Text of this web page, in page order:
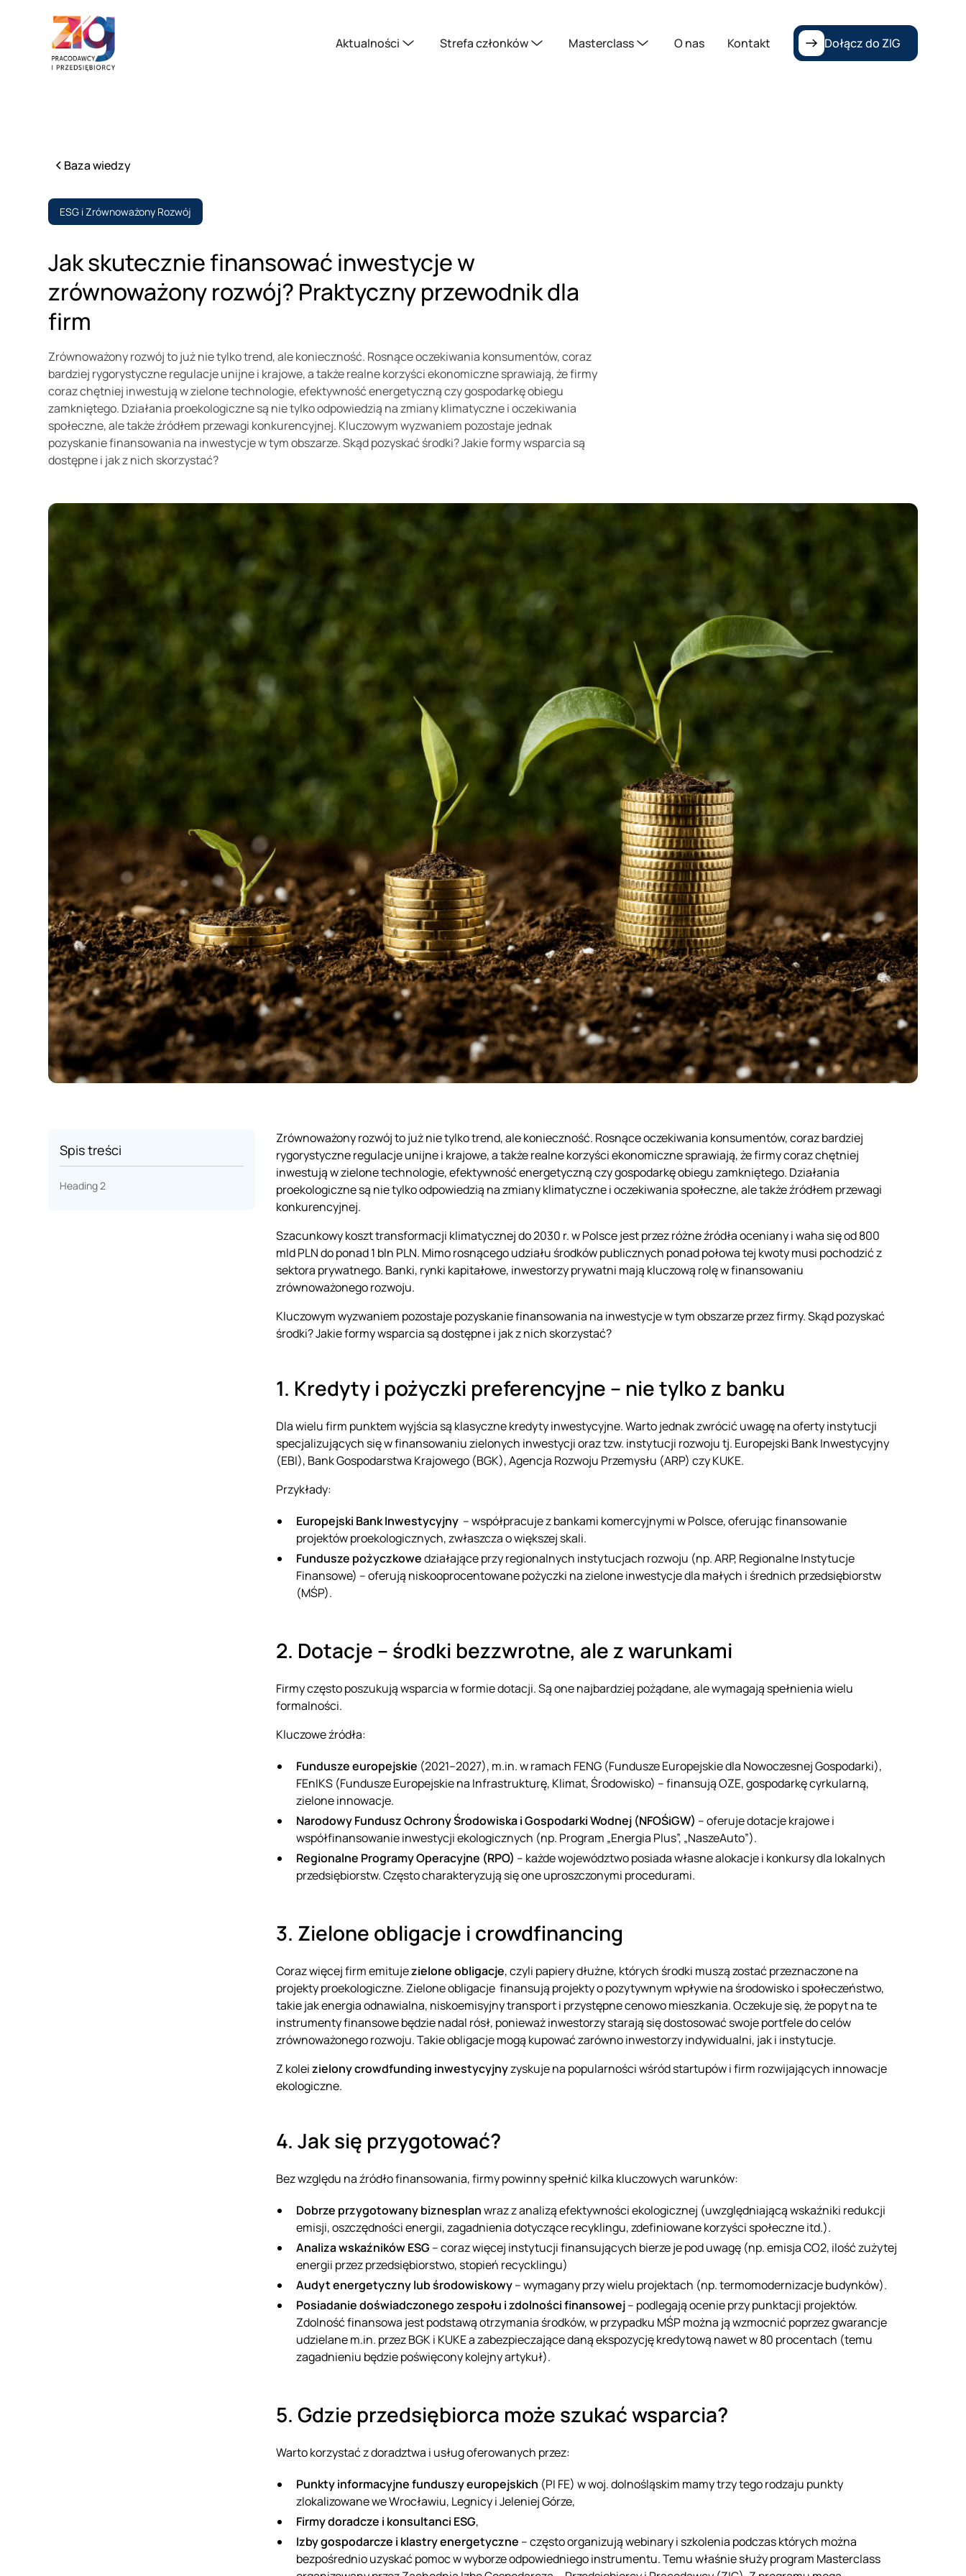
Aktualności Strefa członków Masterclass O nas Kontakt Dołącz do ZIG
Baza wiedzy
ESG i Zrównoważony Rozwój
Jak skutecznie finansować inwestycje w
zrównoważony rozwój? Praktyczny przewodnik dla
firm
Zrównoważony rozwój to już nie tylko trend, ale konieczność. Rosnące oczekiwania konsumentów, coraz
bardziej rygorystyczne regulacje unijne i krajowe, a także realne korzyści ekonomiczne sprawiają, że firmy
coraz chętniej inwestują w zielone technologie, efektywność energetyczną czy gospodarkę obiegu
zamkniętego. Działania proekologiczne są nie tylko odpowiedzią na zmiany klimatyczne i oczekiwania
społeczne, ale także źródłem przewagi konkurencyjnej. Kluczowym wyzwaniem pozostaje jednak
pozyskanie finansowania na inwestycje w tym obszarze. Skąd pozyskać środki? Jakie formy wsparcia są
dostępne i jak z nich skorzystać?
Spis treści
Heading 2
Zrównoważony rozwój to już nie tylko trend, ale konieczność. Rosnące oczekiwania konsumentów, coraz bardziej
rygorystyczne regulacje unijne i krajowe, a także realne korzyści ekonomiczne sprawiają, że firmy coraz chętniej
inwestują w zielone technologie, efektywność energetyczną czy gospodarkę obiegu zamkniętego. Działania
proekologiczne są nie tylko odpowiedzią na zmiany klimatyczne i oczekiwania społeczne, ale także źródłem przewagi
konkurencyjnej.
Szacunkowy koszt transformacji klimatycznej do 2030 r. w Polsce jest przez różne źródła oceniany i waha się od 800
mld PLN do ponad 1 bln PLN. Mimo rosnącego udziału środków publicznych ponad połowa tej kwoty musi pochodzić z
sektora prywatnego. Banki, rynki kapitałowe, inwestorzy prywatni mają kluczową rolę w finansowaniu
zrównoważonego rozwoju.
Kluczowym wyzwaniem pozostaje pozyskanie finansowania na inwestycje w tym obszarze przez firmy. Skąd pozyskać
środki? Jakie formy wsparcia są dostępne i jak z nich skorzystać?
1. Kredyty i pożyczki preferencyjne – nie tylko z banku
Dla wielu firm punktem wyjścia są klasyczne kredyty inwestycyjne. Warto jednak zwrócić uwagę na oferty instytucji
specjalizujących się w finansowaniu zielonych inwestycji oraz tzw. instytucji rozwoju tj. Europejski Bank Inwestycyjny
(EBI), Bank Gospodarstwa Krajowego (BGK), Agencja Rozwoju Przemysłu (ARP) czy KUKE.
Przykłady:
Europejski Bank Inwestycyjny – współpracuje z bankami komercyjnymi w Polsce, oferując finansowanie
projektów proekologicznych, zwłaszcza o większej skali.
Fundusze pożyczkowedziałające przy regionalnych instytucjach rozwoju (np. ARP, Regionalne Instytucje
Finansowe) – oferują niskooprocentowane pożyczki na zielone inwestycje dla małych i średnich przedsiębiorstw
(MŚP).
2. Dotacje – środki bezzwrotne, ale z warunkami
Firmy często poszukują wsparcia w formie dotacji. Są one najbardziej pożądane, ale wymagają spełnienia wielu
formalności.
Kluczowe źródła:
Fundusze europejskie (2021–2027), m.in. w ramach FENG (Fundusze Europejskie dla Nowoczesnej Gospodarki),
FEnIKS (Fundusze Europejskie na Infrastrukturę, Klimat, Środowisko) – finansują OZE, gospodarkę cyrkularną,
zielone innowacje.
Narodowy Fundusz Ochrony Środowiska i Gospodarki Wodnej (NFOŚiGW) – oferuje dotacje krajowe i
współfinansowanie inwestycji ekologicznych (np. Program „Energia Plus”, „NaszeAuto”).
Regionalne Programy Operacyjne (RPO) – każde województwo posiada własne alokacje i konkursy dla lokalnych
przedsiębiorstw. Często charakteryzują się one uproszczonymi procedurami.
3. Zielone obligacje i crowdfinancing
Coraz więcej firm emitujezielone obligacje, czyli papiery dłużne, których środki muszą zostać przeznaczone na
projekty proekologiczne. Zielone obligacje finansują projekty o pozytywnym wpływie na środowisko i społeczeństwo,
takie jak energia odnawialna, niskoemisyjny transport i przystępne cenowo mieszkania. Oczekuje się, że popyt na te
instrumenty finansowe będzie nadal rósł, ponieważ inwestorzy starają się dostosować swoje portfele do celów
zrównoważonego rozwoju. Takie obligacje mogą kupować zarówno inwestorzy indywidualni, jak i instytucje.
Z koleizielony crowdfunding inwestycyjnyzyskuje na popularności wśród startupów i firm rozwijających innowacje
ekologiczne.
4. Jak się przygotować?
Bez względu na źródło finansowania, firmy powinny spełnić kilka kluczowych warunków:
Dobrze przygotowany biznesplanwraz z analizą efektywności ekologicznej (uwzględniającą wskaźniki redukcji
emisji, oszczędności energii, zagadnienia dotyczące recyklingu, zdefiniowane korzyści społeczne itd.).
Analiza wskaźników ESG – coraz więcej instytucji finansujących bierze je pod uwagę (np. emisja CO2, ilość zużytej
energii przez przedsiębiorstwo, stopień recycklingu)
Audyt energetyczny lub środowiskowy– wymagany przy wielu projektach (np. termomodernizacje budynków).
Posiadanie doświadczonego zespołu i zdolności finansowej– podlegają ocenie przy punktacji projektów.
Zdolność finansowa jest podstawą otrzymania środków, w przypadku MŚP można ją wzmocnić poprzez gwarancje
udzielane m.in. przez BGK i KUKE a zabezpieczające daną ekspozycję kredytową nawet w 80 procentach (temu
zagadnieniu będzie poświęcony kolejny artykuł).
5. Gdzie przedsiębiorca może szukać wsparcia?
Warto korzystać z doradztwa i usług oferowanych przez:
Punkty informacyjne funduszy europejskich (PI FE) w woj. dolnośląskim mamy trzy tego rodzaju punkty
zlokalizowane we Wrocławiu, Legnicy i Jeleniej Górze,
Firmy doradcze i konsultanci ESG,
Izby gospodarcze i klastry energetyczne – często organizują webinary i szkolenia podczas których można
bezpośrednio uzyskać pomoc w wyborze odpowiedniego instrumentu. Temu właśnie służy program Masterclass